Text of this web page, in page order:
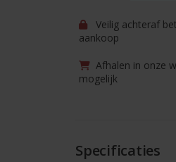
Veilig achteraf
aankoop
Afhalen in onze
mogelijk
Specificaties